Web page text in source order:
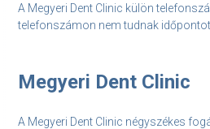
A Megyeri Dent Clinic külön
telefonszámon nem tudnak időpontot
Megyeri Dent Clinic
A Megyeri Dent Clinic négyszékes